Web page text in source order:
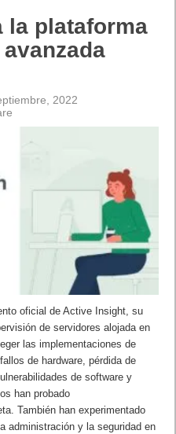
la plataforma
2022
oficial de Active Insight, su
de servidores alojada en
las implementaciones de
de hardware, pérdida de
de software y
han probado
También han experimentado
administración y la seguridad en